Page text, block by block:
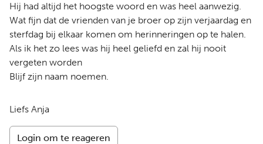
Hij had altijd het hoogste woord en was heel aanwezig.
Wat fijn dat de vrienden van je broer op zijn verjaardag en
sterfdag bij elkaar komen om herinneringen op te halen.
Als ik het zo lees was hij heel geliefd en zal hij nooit
vergeten worden
Blijf zijn naam noemen.
Liefs Anja
Login om te reageren